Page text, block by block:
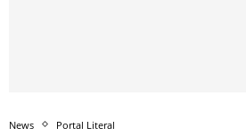
News Portal Literal